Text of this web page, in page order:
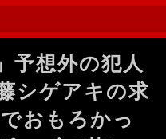
予想外の犯人
シゲアキの求
おもろかっ